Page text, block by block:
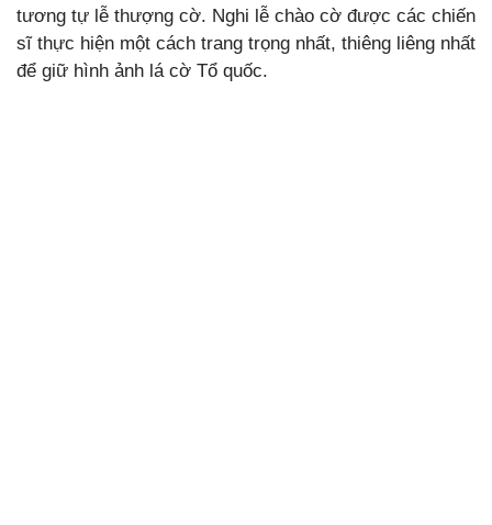
tương tự lễ thượng cờ. Nghi lễ chào cờ được các chiến
sĩ thực hiện một cách trang trọng nhất, thiêng liêng nhất
để giữ hình ảnh lá cờ Tổ quốc.